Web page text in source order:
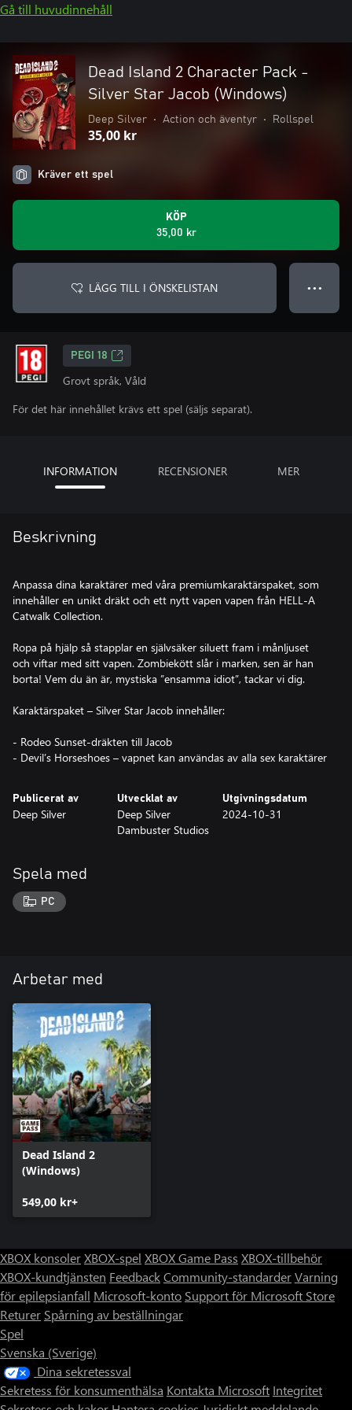
Gå till huvudinnehåll
Dead Island 2 Character Pack -
Silver Star Jacob (Windows)
Deep Silver • Action och äventyr • Rollspel
35,00 kr
Kräver ett spel
KÖP
35,00 kr
LÄGG TILL I ÖNSKELISTAN ● ● ●
PEGI 18
Grovt språk, Våld
För det här innehållet krävs ett spel (säljs separat).
INFORMATION RECENSIONER MER
Beskrivning
Anpassa dina karaktärer med våra premiumkaraktärspaket, som
innehåller en unikt dräkt och ett nytt vapen vapen från HELL-A
Catwalk Collection.
Ropa på hjälp så stapplar en självsäker siluett fram i månljuset
och viftar med sitt vapen. Zombiekött slår i marken, sen är han
borta! Vem du än är, mystiska ”ensamma idiot”, tackar vi dig.
Karaktärspaket – Silver Star Jacob innehåller:
- Rodeo Sunset-dräkten till Jacob
- Devil’s Horseshoes – vapnet kan användas av alla sex karaktärer
Publicerat av
Deep Silver
Utvecklat av
Deep Silver
Dambuster Studios
Utgivningsdatum
2024-10-31
Spela med
PC
Arbetar med
Dead Island 2
(Windows)
549,00 kr+
XBOX konsolerXBOX-spel XBOX Game Pass XBOX-tillbehör
XBOX-kundtjänsten FeedbackCommunity-standarderVarning
för epilepsianfall Microsoft-konto Support för Microsoft Store
Returer Spårning av beställningar
Spel
Svenska (Sverige)
Dina sekretessval
Sekretess för konsumenthälsa Kontakta Microsoft Integritet